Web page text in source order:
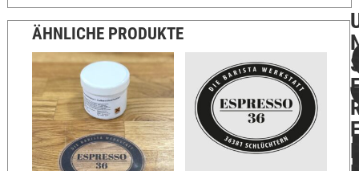
ÄHNLICHE PRODUKTE